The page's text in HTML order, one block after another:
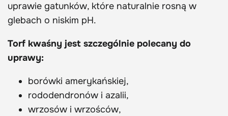
uprawie gatunków, które naturalnie rosną w
glebach o niskim pH.
Torf kwaśny jest szczególnie polecany do
uprawy:
borówki amerykańskiej,
rododendronów i azalii,
wrzosów i wrzośców,